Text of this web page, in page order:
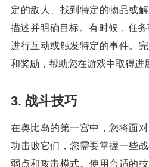
定的敌人、找到特定的物品或
描述并明确目标。有时候，任
进行互动或触发特定的事件。
和奖励，帮助您在游戏中取得进
3. 战斗技巧
在奥比岛的第一宫中，您将面
功击败它们，您需要掌握一些
弱点和攻击模式。使用合适的